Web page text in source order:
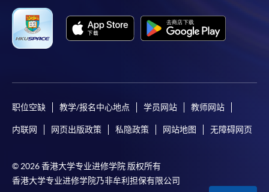
职位空缺 教学/报名中心地点 学员网站 教师网站
内联网 网页出版政策 私隐政策 网站地图 无障碍网页
© 2026 香港大学专业进修学院 版权所有
香港大学专业进修学院乃非牟利担保有限公司